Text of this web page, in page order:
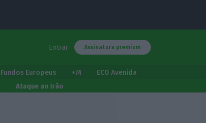
Entrar Assinatura premium
Fundos Europeus +M
ECO Avenida
Ataque ao Irão